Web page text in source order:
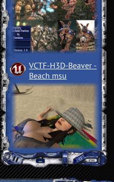
VCTF-H3D-Beaver ­
Beach msu